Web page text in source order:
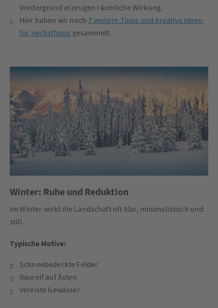
Vordergrund erzeugen räumliche Wirkung.
Hier haben wir noch 7 weitere Tipps und kreative Ideen
für Herbstfotos gesammelt.
Winter: Ruhe und Reduktion
Im Winter wirkt die Landschaft oft klar, minimalistisch und
still.
Typische Motive:
Schneebedeckte Felder
Raureif auf Ästen
Vereiste Gewässer